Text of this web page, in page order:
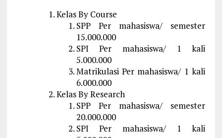
Kelas By Course
SPP Per mahasiswa/ semester
15.000.000
SPI Per mahasiswa/ 1 kali
5.000.000
Matrikulasi Per mahasiswa/ 1 kali
6.000.000
Kelas By Research
SPP Per mahasiswa/ semester
20.000.000
SPI Per mahasiswa/ 1 kali